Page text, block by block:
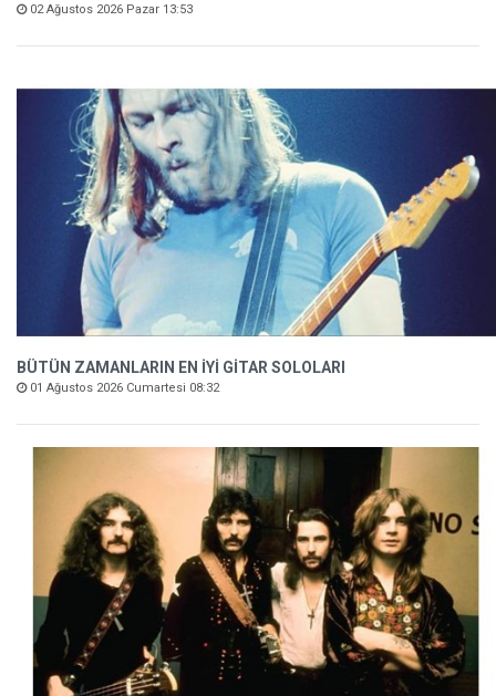
02 Ağustos 2026 Pazar 13:53
BÜTÜN ZAMANLARIN EN İYİ GİTAR SOLOLARI
01 Ağustos 2026 Cumartesi 08:32